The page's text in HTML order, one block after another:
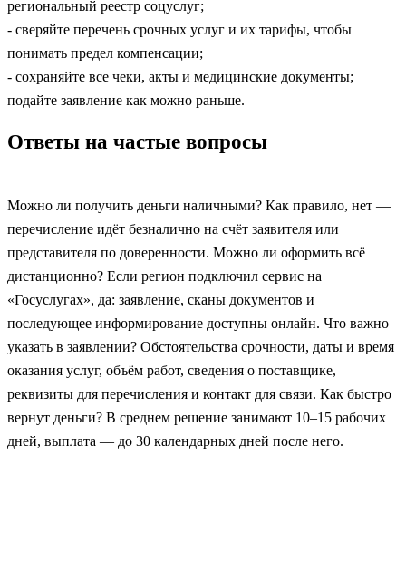
региональный реестр соцуслуг;
- сверяйте перечень срочных услуг и их тарифы, чтобы
понимать предел компенсации;
- сохраняйте все чеки, акты и медицинские документы;
подайте заявление как можно раньше.
Ответы на частые вопросы
Можно ли получить деньги наличными? Как правило, нет —
перечисление идёт безналично на счёт заявителя или
представителя по доверенности. Можно ли оформить всё
дистанционно? Если регион подключил сервис на
«Госуслугах», да: заявление, сканы документов и
последующее информирование доступны онлайн. Что важно
указать в заявлении? Обстоятельства срочности, даты и время
оказания услуг, объём работ, сведения о поставщике,
реквизиты для перечисления и контакт для связи. Как быстро
вернут деньги? В среднем решение занимают 10–15 рабочих
дней, выплата — до 30 календарных дней после него.